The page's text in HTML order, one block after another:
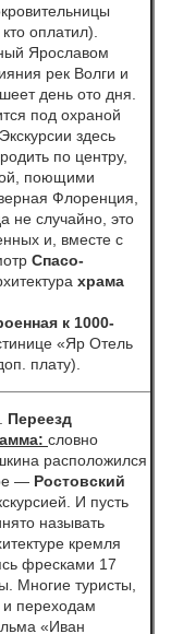
оплатил).
Ярославом
рек Волги и
день ото дня.
под охраной
здесь
по центру,
поющими
Флоренция,
не случайно, это
и, вместе с
Спасо-
храма
к 1000-
«Яр Отель
плату).
Переезд
словно
расположился
— Ростовский
И пусть
называть
кремля
фресками 17
Многие туристы,
и переходам
«Иван